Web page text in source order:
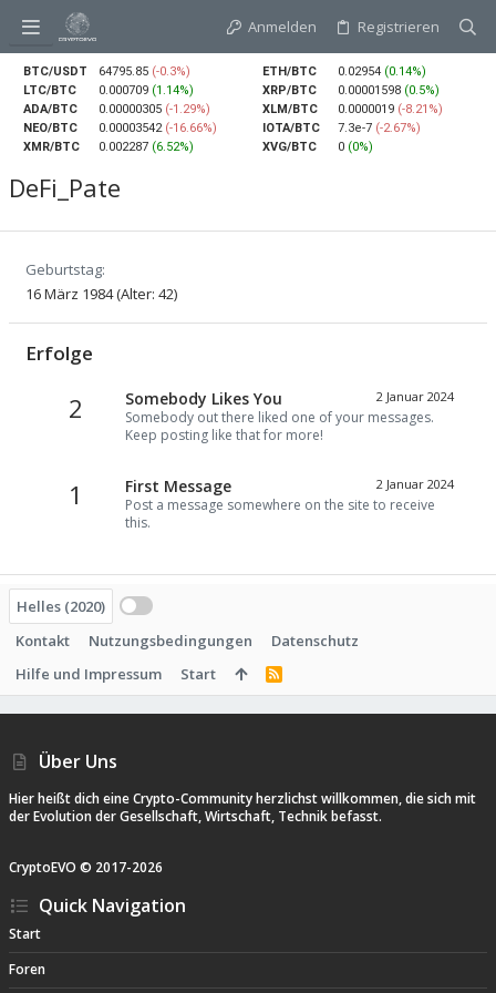
Anmelden Registrieren
BTC/USDT 64795.85 (-0.3%) ETH/BTC 0.02954 (0.14%)
LTC/BTC
0.000709 (1.14%) XRP/BTC 0.00001598 (0.5%)
ADA/BTC
0.00000305 (-1.29%) XLM/BTC 0.0000019 (-8.21%)
NEO/BTC
0.00003542 (-16.66%) IOTA/BTC 7.3e-7 (-2.67%)
XMR/BTC
0.002287 (6.52%) XVG/BTC 0 (0%)
DeFi_Pate
Geburtstag
16 März 1984 (Alter: 42)
Erfolge
2 2 Januar 2024
Somebody Likes You
Somebody out there liked one of your messages.
Keep posting like that for more!
1 2 Januar 2024
First Message
Post a message somewhere on the site to receive
this.
Helles (2020)
Kontakt
Nutzungsbedingungen
Datenschutz
Hilfe und Impressum
Start
R
Über Uns
Hier heißt dich eine Crypto-Community herzlichst willkommen, die sich mit
der Evolution der Gesellschaft, Wirtschaft, Technik befasst.
CryptoEVO © 2017-2026
Quick Navigation
Start
Foren